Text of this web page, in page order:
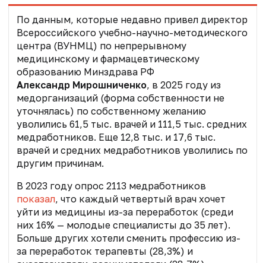
По данным, которые недавно привел директор
Всероссийского учебно-научно-методического
центра (ВУНМЦ) по непрерывному
медицинскому и фармацевтическому
образованию Минздрава РФ
Александр Мирошниченко, в 2025 году из
медорганизаций (форма собственности не
уточнялась) по собственному желанию
уволились 61,5 тыс. врачей и 111,5 тыс. средних
медработников. Еще 12,8 тыс. и 17,6 тыс.
врачей и средних медработников уволились по
другим причинам.
В 2023 году опрос 2113 медработников
показал, что каждый четвертый врач хочет
уйти из медицины из-за переработок (среди
них 16% — молодые специалисты до 35 лет).
Больше других хотели сменить профессию из-
за переработок терапевты (28,3%) и